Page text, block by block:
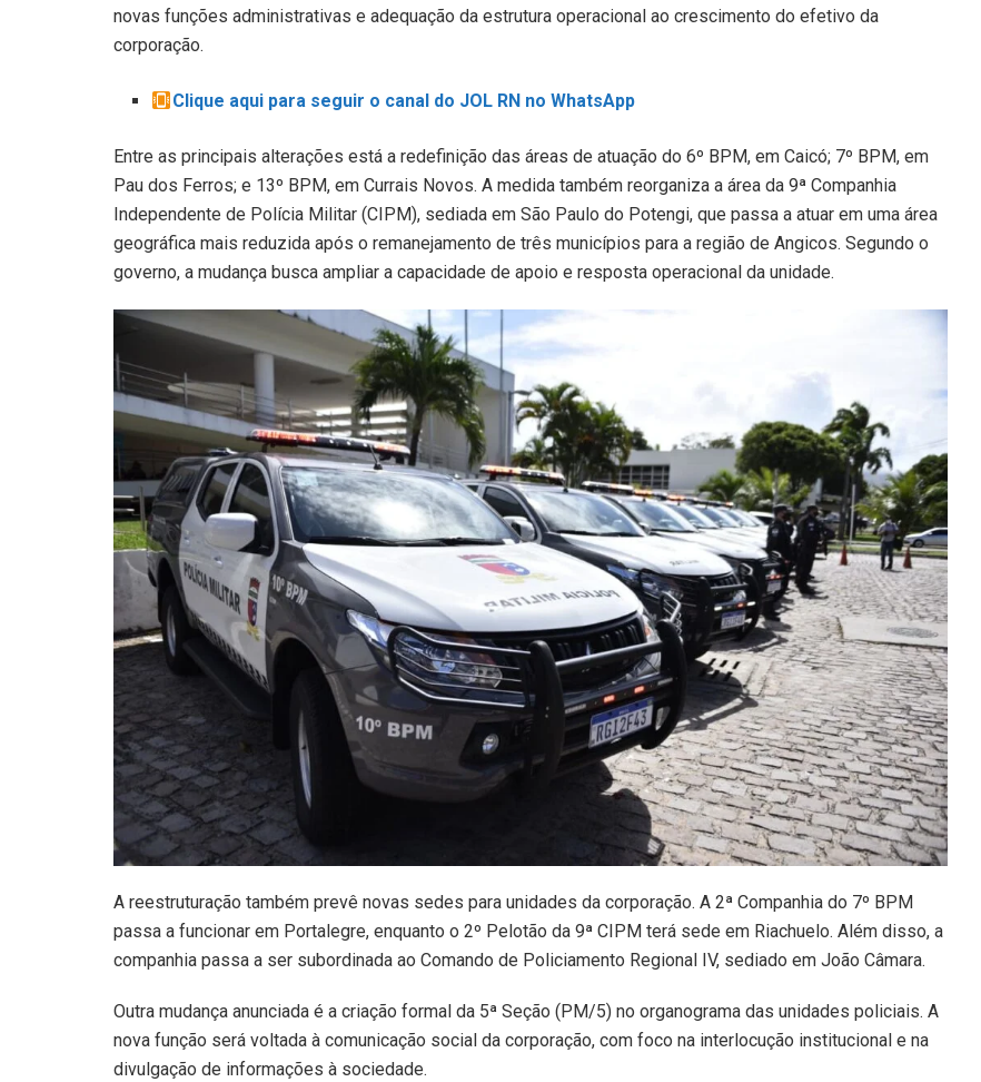
novas funções administrativas e adequação da estrutura operacional ao crescimento do efetivo da
corporação.
Clique aqui para seguir o canal do JOL RN no WhatsApp
Entre as principais alterações está a redefinição das áreas de atuação do 6º BPM, em Caicó; 7º BPM, em
Pau dos Ferros; e 13º BPM, em Currais Novos. A medida também reorganiza a área da 9ª Companhia
Independente de Polícia Militar (CIPM), sediada em São Paulo do Potengi, que passa a atuar em uma área
geográfica mais reduzida após o remanejamento de três municípios para a região de Angicos. Segundo o
governo, a mudança busca ampliar a capacidade de apoio e resposta operacional da unidade.
A reestruturação também prevê novas sedes para unidades da corporação. A 2ª Companhia do 7º BPM
passa a funcionar em Portalegre, enquanto o 2º Pelotão da 9ª CIPM terá sede em Riachuelo. Além disso, a
companhia passa a ser subordinada ao Comando de Policiamento Regional IV, sediado em João Câmara.
Outra mudança anunciada é a criação formal da 5ª Seção (PM/5) no organograma das unidades policiais. A
nova função será voltada à comunicação social da corporação, com foco na interlocução institucional e na
divulgação de informações à sociedade.